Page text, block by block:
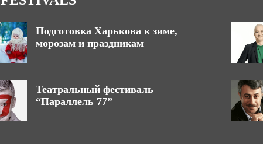
Подготовка Харькова к зиме,
морозам и праздникам
Театральный фестиваль
“Параллель 77”